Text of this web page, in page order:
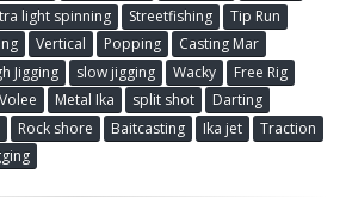
light spinning Streetfishing
Tip Run
Vertical Popping
Casting Mar
Jigging slow jigging Wacky
Free Rig
Volee Metal Ika split shot
Darting
Rock shore Baitcasting Ika jet
Traction